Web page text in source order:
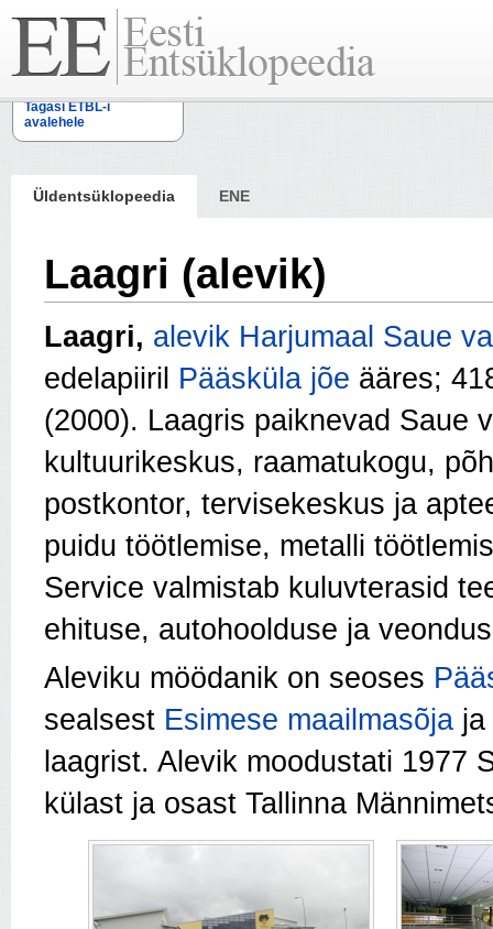
Tagasi ETBL-i
avalehele
Üldentsüklopeedia ENE
Laagri (alevik)
Laagri, alevik Harjumaal Saue
edelapiiril Pääsküla jõe ääres;
(2000). Laagris paiknevad Saue
kultuurikeskus, raamatukogu,
postkontor, tervisekeskus ja
puidu töötlemise, metalli
Service valmistab kuluvterasid
ehituse, autohoolduse ja
Aleviku möödanik on seoses
sealsest Esimese maailmasõja ja
laagrist. Alevik moodustati 1977
külast ja osast Tallinna